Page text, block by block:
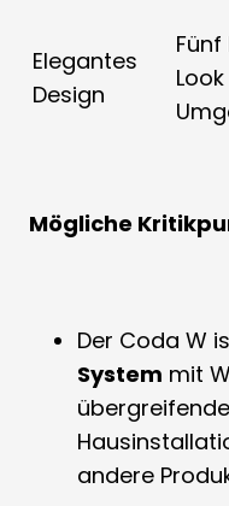
Elegantes
Design
Mögliche
Der Coda W
System mit
andere